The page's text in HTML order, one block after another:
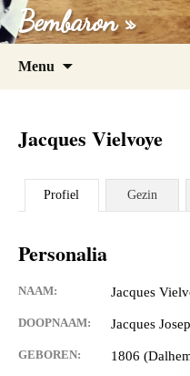
Bembaron »
Menu
Jacques Vielvoye
Profiel Gezin
Personalia
NAAM: Jacques
DOOPNAAM: Jacques
GEBOREN: 1806